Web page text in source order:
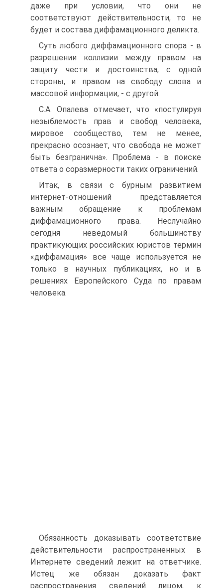
даже при условии, что они не
соответствуют действительности, то не
будет и состава диффамационного деликта.
Суть любого диффамационного спора - в
разрешении коллизии между правом на
защиту чести и достоинства, с одной
стороны, и правом на свободу слова и
массовой информации, - с другой.
С.А. Опалева отмечает, что «постулируя
незыблемость прав и свобод человека,
мировое сообщество, тем не менее,
прекрасно осознает, что свобода не может
быть безгранична». Проблема - в поиске
ответа о соразмерности таких ограничений.
Итак, в связи с бурным развитием
интернет-отношений представляется
важным обращение к проблемам
диффамационного права. Неслучайно
сегодня неведомый большинству
практикующих российских юристов термин
«диффамация» все чаще используется не
только в научных публикациях, но и в
решениях Европейского Суда по правам
человека.
Обязанность доказывать соответствие
действительности распространенных в
Интернете сведений лежит на ответчике.
Истец же обязан доказать факт
распространения сведений лицом, к